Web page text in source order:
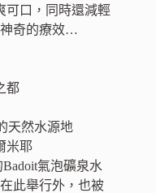
可口，同時還減輕
神奇的療效…
都
天然水源地
米耶
Badoit氣泡礦泉水
此舉行外，也被